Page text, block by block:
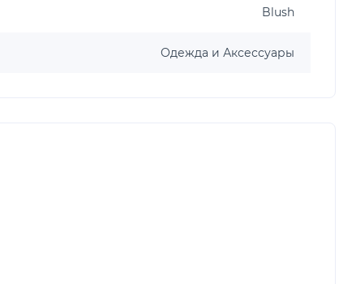
Blush
Одежда и Аксессуары